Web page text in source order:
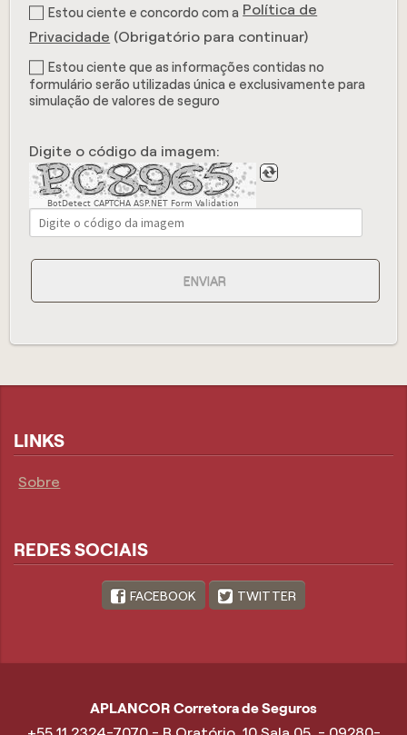
Estou ciente e concordo com a Política de
Privacidade (Obrigatório para continuar)
Estou ciente que as informações contidas no
formulário serão utilizadas única e exclusivamente para
simulação de valores de seguro
Digite o código da imagem:
BotDetect CAPTCHA ASP.NET Form Validation
ENVIAR
LINKS
Sobre
REDES SOCIAIS
FACEBOOK TWITTER
APLANCOR Corretora de Seguros